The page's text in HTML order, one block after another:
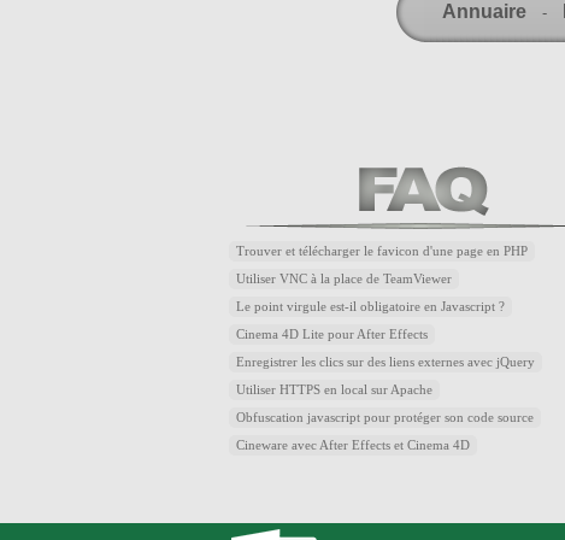
Annuaire -
Trouver et télécharger le favicon d'une page en PHP
Utiliser VNC à la place de TeamViewer
Le point virgule est-il obligatoire en Javascript ?
Cinema 4D Lite pour After Effects
Enregistrer les clics sur des liens externes avec jQuery
Utiliser HTTPS en local sur Apache
Obfuscation javascript pour protéger son code source
Cineware avec After Effects et Cinema 4D